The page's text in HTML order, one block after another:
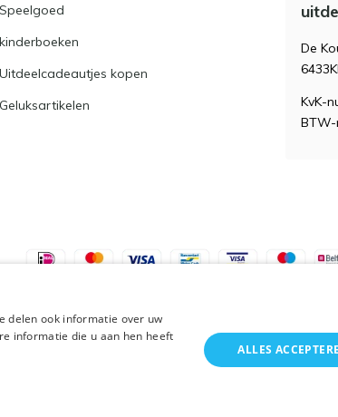
Speelgoed
kinderboeken
Uitdeelcadeautjes kopen
Geluksartikelen
De
KvK-
BTW-
Algemene
delen ook informatie over uw
informatie die u aan hen heeft
ALLES